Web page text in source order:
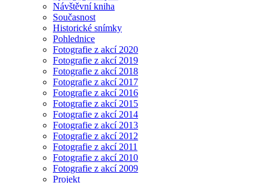
Návštěvní kniha
Současnost
Historické snímky
Pohlednice
Fotografie z akcí 2020
Fotografie z akcí 2019
Fotografie z akcí 2018
Fotografie z akcí 2017
Fotografie z akcí 2016
Fotografie z akcí 2015
Fotografie z akcí 2014
Fotografie z akcí 2013
Fotografie z akcí 2012
Fotografie z akcí 2011
Fotografie z akcí 2010
Fotografie z akcí 2009
Projekt